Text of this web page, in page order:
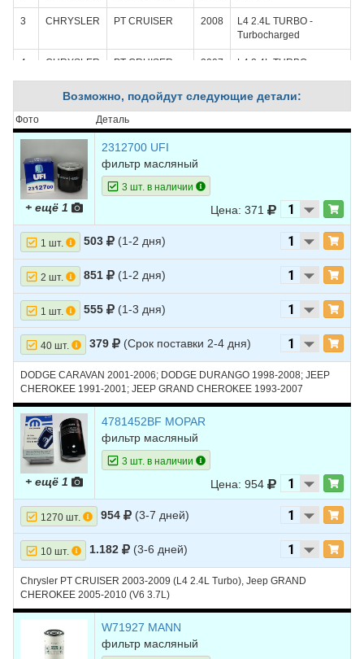
3 CHRYSLER PT CRUISER 2008
L4 2.4L TURBO -
Turbocharged
4 CHRYSLER PT CRUISER 2007
L4 2.4L TURBO -
PT CRUISER 2006
L4 2.4L TURBO -
PT CRUISER
CHRYSLER PT CRUISER 2004
Turbocharged
8 CHRYSLER PT CRUISER 2003
L4 2.4L TURBO -
Turbocharged
9 FORD ESCORT L4 2.0L - SOHC
10 FORD L4 2.0L - SOHC
11 FORD ESCORT 1997 L4 2.0L
12 FORD ESCORT L4 1.8L
13 FORD ESCORT 1996 L4 1.9L
14 FORD ESCORT 1995 L4 1.8L
15 FORD ESCORT
16 FORD ESCORT 1994
FORD 1994 L4 1.9L
18 FORD ESCORT
19 FORD ESCORT
20 FORD ESCORT 1992 L4 1.8L
ESCORT
FORD ESCORT
Возможно, подойдут следующие детали:
Фото Деталь
+ ещё 1
2312700 UFI
фильтр масляный
3 шт. в наличии
Цена: 371
1 шт. 503 (1-2 дня)
2 шт. 851 (1-2 дня)
1 шт. 555 (1-3 дня)
40 шт. 379 (Срок поставки 2-4 дня)
DODGE CARAVAN 2001-2006; DODGE DURANGO 1998-2008; JEEP
CHEROKEE 1991-2001; JEEP GRAND CHEROKEE 1993-2007
+ ещё 1
4781452BF MOPAR
фильтр масляный
3 шт. в наличии
Цена: 954
1270 шт. 954 (3-7 дней)
10 шт. 1.182 (3-6 дней)
Chrysler PT CRUISER 2003-2009 (L4 2.4L Turbo), Jeep GRAND
CHEROKEE 2005-2010 (V6 3.7L)
W71927 MANN
фильтр масляный